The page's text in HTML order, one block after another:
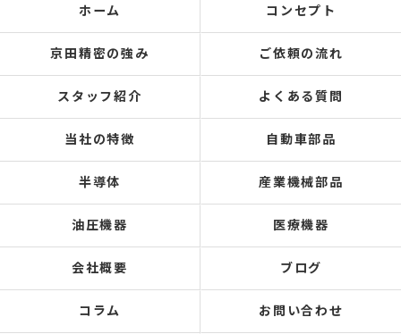
ホーム コンセプト
京田精密の強み ご依頼の流れ
スタッフ紹介 よくある質問
当社の特徴 自動車部品
半導体 産業機械部品
油圧機器 医療機器
会社概要 ブログ
コラム お問い合わせ